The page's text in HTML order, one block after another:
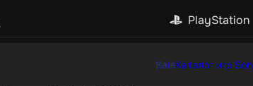
PlayStation
SaleКаталог игр